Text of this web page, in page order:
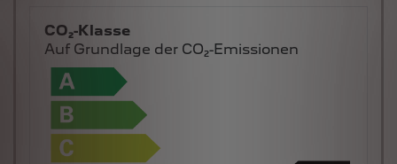
CO₂-Klasse
Auf Grundlage der CO₂-Emissionen